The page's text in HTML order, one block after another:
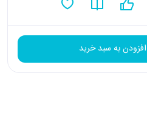
افزودن به سبد خرید